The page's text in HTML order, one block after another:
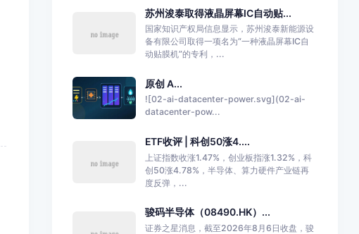
苏州浚泰取得液晶屏幕IC自动贴...
国家知识产权局信息显示，苏州浚泰新能源设
备有限公司取得一项名为“一种液晶屏幕IC自
动贴膜机”的专利，...
原创 A...
![02-ai-datacenter-power.svg](02-ai-
datacenter-pow...
ETF收评 | 科创50涨4....
上证指数收涨1.47%，创业板指涨1.32%，科
创50涨4.78%，半导体、算力硬件产业链再
度反弹，...
骏码半导体（08490.HK）...
证券之星消息，截至2026年8月6日收盘，骏